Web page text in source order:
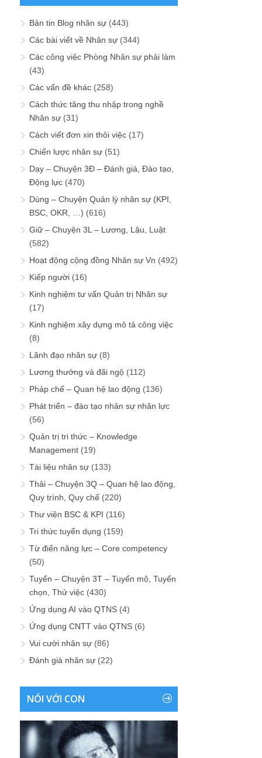
Bản tin Blog nhân sự (443)
Các bài viết về Nhân sự (344)
Các công việc Phòng Nhân sự phải làm
(43)
Các vấn đề khác (258)
Cách thức tăng thu nhập trong nghề
Nhân sự (31)
Cách viết đơn xin thôi việc (17)
Chiến lược nhân sự (51)
Dạy – Chuyện 3Đ – Đánh giá, Đào tạo,
Động lực (470)
Dùng – Chuyện Quản lý nhân sự (KPI,
BSC, OKR, …) (616)
Giữ – Chuyện 3L – Lương, Lậu, Luật
(582)
Hoạt động cộng đồng Nhân sự Vn (492)
Kiếp người (16)
Kinh nghiệm tư vấn Quản trị Nhân sự
(17)
Kinh nghiệm xây dựng mô tả công việc
(8)
Lãnh đạo nhân sự (8)
Lương thưởng và đãi ngộ (112)
Pháp chế – Quan hệ lao động (136)
Phát triển – đào tạo nhân sự nhân lực
(56)
Quản trị tri thức – Knowledge
Management (19)
Tài liệu nhân sự (133)
Thải – Chuyện 3Q – Quan hệ lao động,
Quy trình, Quy chế (220)
Thư viện BSC & KPI (116)
Tri thức tuyển dụng (159)
Từ điển năng lực – Core competency
(50)
Tuyển – Chuyện 3T – Tuyển mộ, Tuyển
chọn, Thử việc (430)
Ứng dụng AI vào QTNS (4)
Ứng dụng CNTT vào QTNS (6)
Vui cười nhân sự (86)
Đánh giá nhân sự (22)
NÓI VỚI CON